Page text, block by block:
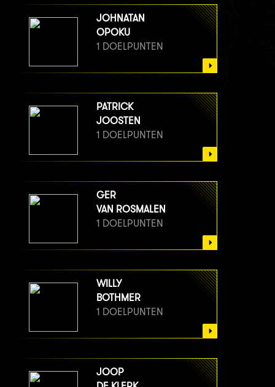
JOHNATAN
OPOKU
1 DOELPUNTEN
PATRICK
JOOSTEN
1 DOELPUNTEN
GER
VAN ROSMALEN
1 DOELPUNTEN
WILLY
BOTHMER
1 DOELPUNTEN
JOOP